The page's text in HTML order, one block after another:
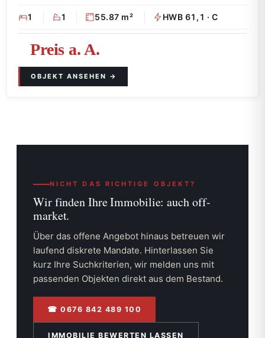
1 1 55.87 m² HWB 61,1 · C
Preis a. A.
NICHT DAS RICHTIGE OBJEKT?
Wir finden Ihre Immobilie:auch off-
market.
Über das offene Angebot hinaus betreuen wir
laufend diskrete Mandate. Hinterlassen Sie
kurz Ihre Suchkriterien, wir melden uns mit
passenden Objekten direkt aus dem Bestand.
☎ 0676 842 489 100
IMMOBILIE BEWERTEN LASSEN